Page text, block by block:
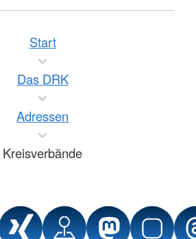
Start
Das DRK
Adressen
Kreisverbände